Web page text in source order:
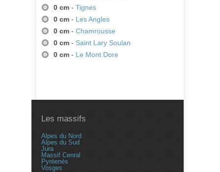
0 cm - Tignes
0 cm - Les Angles
0 cm - Chamrousse
0 cm - Saint Lary Soulan
0 cm - Le Mont Dore
Les massifs
Alpes du Nord
Alpes du Sud
Jura
Massif Cenral
Pyréenés
Vosges